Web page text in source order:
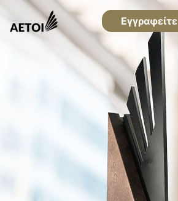
Εγγραφείτε